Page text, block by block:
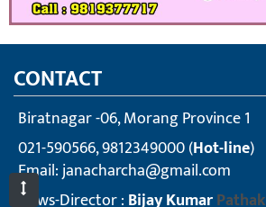
CONTACT
Biratnagar -06, Morang Province 1
021-590566, 9812349000 (Hot-line)
Email:janacharcha@gmail.com
News-Director : Bijay KumarPathak